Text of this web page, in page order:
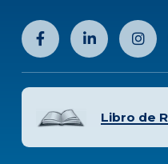
Libro de